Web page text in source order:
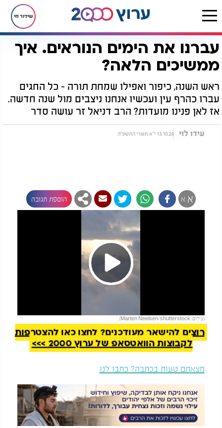
שידור חי
דף הבית יהדות עברנו את הימים הנוראים. איך ממשיכים הלאה?
עברנו את הימים הנוראים. איך
ממשיכים הלאה?
ראש השנה, כיפור ואפילו שמחת תורה - כל החגים
עברו כהרף עין ועכשיו אנחנו ניצבים מול שנה חדשה.
אז לאן פנינו מועדות? הרב דניאל זר עושה סדר
עידו לוי 13.10.24 י"א תשרי התשפ"ה
א א הוספת תגובה
Play
Video
(צילום: Marten Neelsen/shutterstock)
רוצים להישאר מעודכנים? לחצו כאן להצטרפות
לקבוצות הוואטסאפ של ערוץ 2000 >>>
מצאתם טעות בכתבה? כתבו לנו